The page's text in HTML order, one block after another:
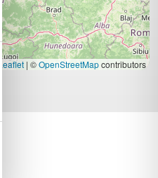
Leaflet | ©OpenStreetMapcontributors